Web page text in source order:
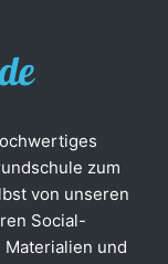
zum
von unseren
Social-
und